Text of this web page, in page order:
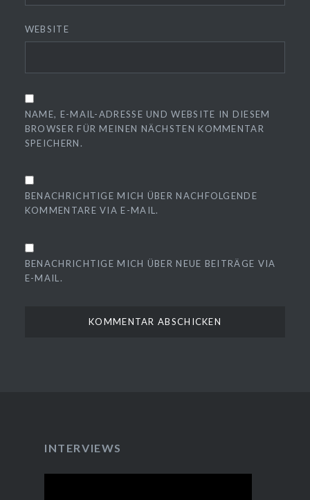
WEBSITE
NAME, E-MAIL-ADRESSE UND WEBSITE IN DIESEM
BROWSER FÜR MEINEN NÄCHSTEN KOMMENTAR
SPEICHERN.
BENACHRICHTIGE MICH ÜBER NACHFOLGENDE
KOMMENTARE VIA E-MAIL.
BENACHRICHTIGE MICH ÜBER NEUE BEITRÄGE VIA
E-MAIL.
INTERVIEWS